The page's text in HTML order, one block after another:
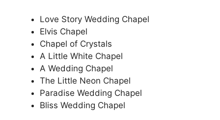
Love Story Wedding Chapel
Elvis Chapel
Chapel of Crystals
A Little White Chapel
A Wedding Chapel
The Little Neon Chapel
Paradise Wedding Chapel
Bliss Wedding Chapel